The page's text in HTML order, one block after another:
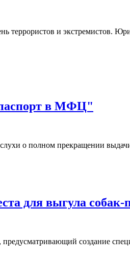
террористов и экстремистов.
в МФЦ"
о полном прекращении
для выгула собак-
создание